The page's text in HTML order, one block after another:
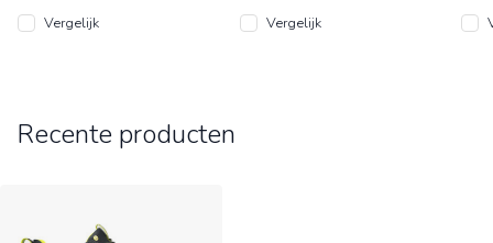
Vergelijk Vergelijk
Recente producten